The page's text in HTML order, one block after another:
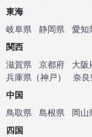
東海
岐阜県
静岡県 愛知
関西
滋賀県
京都府 大阪
兵庫県 （神戸） 奈良
中国
鳥取県
島根県 岡山
四国